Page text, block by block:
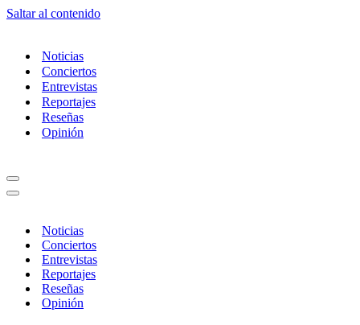
Saltar al contenido
Noticias
Conciertos
Entrevistas
Reportajes
Reseñas
Opinión
Menú
de
Menú
Noticias
Conciertos
Entrevistas
Reportajes
Reseñas
Opinión